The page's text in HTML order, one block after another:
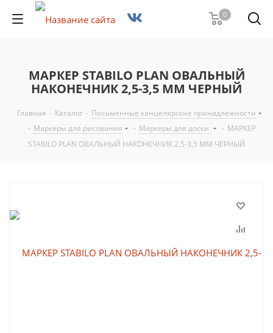
0
МАРКЕР STABILO PLAN ОВАЛЬНЫЙ
НАКОНЕЧНИК 2,5-3,5 ММ ЧЕРНЫЙ
Главная - Каталог - Письменные канцелярские принадлежности
- Маркеры для рисования - Маркеры для доски - МАРКЕР
STABILO PLAN ОВАЛЬНЫЙ НАКОНЕЧНИК 2,5-3,5 ММ ЧЕРНЫЙ